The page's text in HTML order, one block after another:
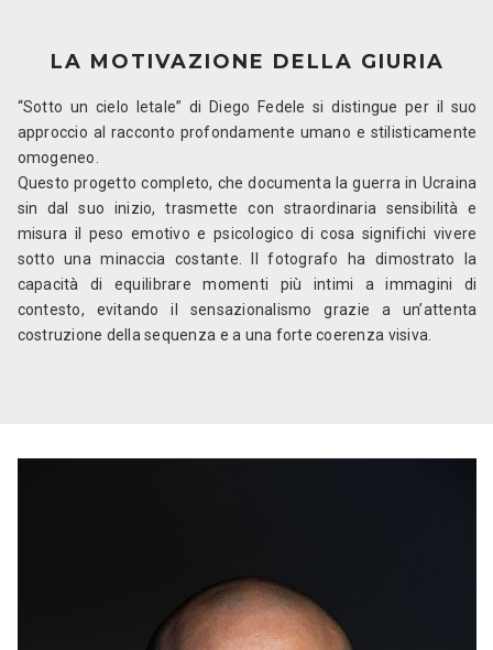
LA MOTIVAZIONE DELLA GIURIA
“Sotto un cielo letale” di Diego Fedele si distingue per il suo
approccio al racconto profondamente umano e stilisticamente
omogeneo.
Questo progetto completo, che documenta la guerra in Ucraina
sin dal suo inizio, trasmette con straordinaria sensibilità e
misura il peso emotivo e psicologico di cosa significhi vivere
sotto una minaccia costante. Il fotografo ha dimostrato la
capacità di equilibrare momenti più intimi a immagini di
contesto, evitando il sensazionalismo grazie a un’attenta
costruzione della sequenza e a una forte coerenza visiva.